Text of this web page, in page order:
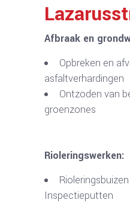
Afbraak en
Opbreken en
asfaltverhardingen
Ontzoden van
groenzones
Rioleringswerken:
Inspectieputten